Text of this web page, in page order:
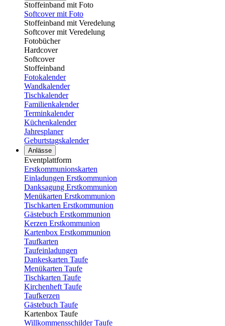
Stoffeinband mit Foto
Softcover mit Foto
Stoffeinband mit Veredelung
Softcover mit Veredelung
Fotobücher
Hardcover
Softcover
Stoffeinband
Fotokalender
Wandkalender
Tischkalender
Familienkalender
Terminkalender
Küchenkalender
Jahresplaner
Geburtstagskalender
Anlässe
Eventplattform
Erstkommunionskarten
Einladungen Erstkommunion
Danksagung Erstkommunion
Menükarten Erstkommunion
Tischkarten Erstkommunion
Gästebuch Erstkommunion
Kerzen Erstkommunion
Kartenbox Erstkommunion
Taufkarten
Taufeinladungen
Dankeskarten Taufe
Menükarten Taufe
Tischkarten Taufe
Kirchenheft Taufe
Taufkerzen
Gästebuch Taufe
Kartenbox Taufe
Willkommensschilder Taufe